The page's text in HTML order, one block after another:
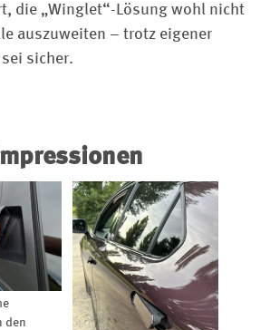
die „Winglet“-Lösung wohl nicht
auszuweiten – trotz eigener
sicher.
den